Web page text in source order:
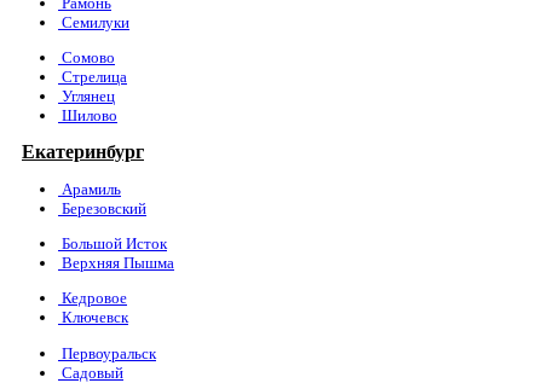
Семилуки
Сомово
Стрелица
Углянец
Шилово
Екатеринбург
Арамиль
Березовский
Большой Исток
Верхняя Пышма
Кедровое
Ключевск
Первоуральск
Садовый